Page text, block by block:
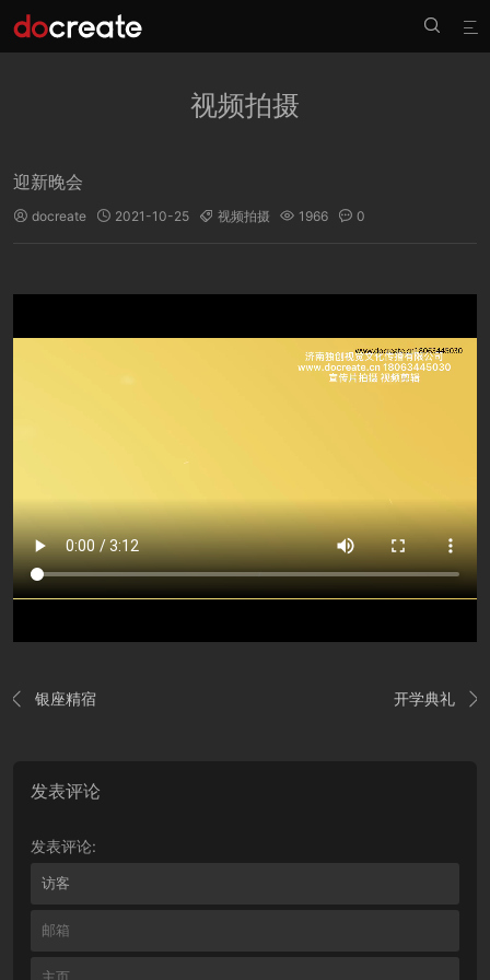


视频拍摄
迎新晚会
 docreate  2021-10-25  视频拍摄  1966  0
 银座精宿 
开学典礼
发表评论
发表评论: